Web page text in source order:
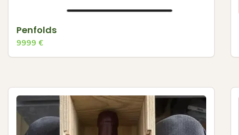
Penfolds
9999 €